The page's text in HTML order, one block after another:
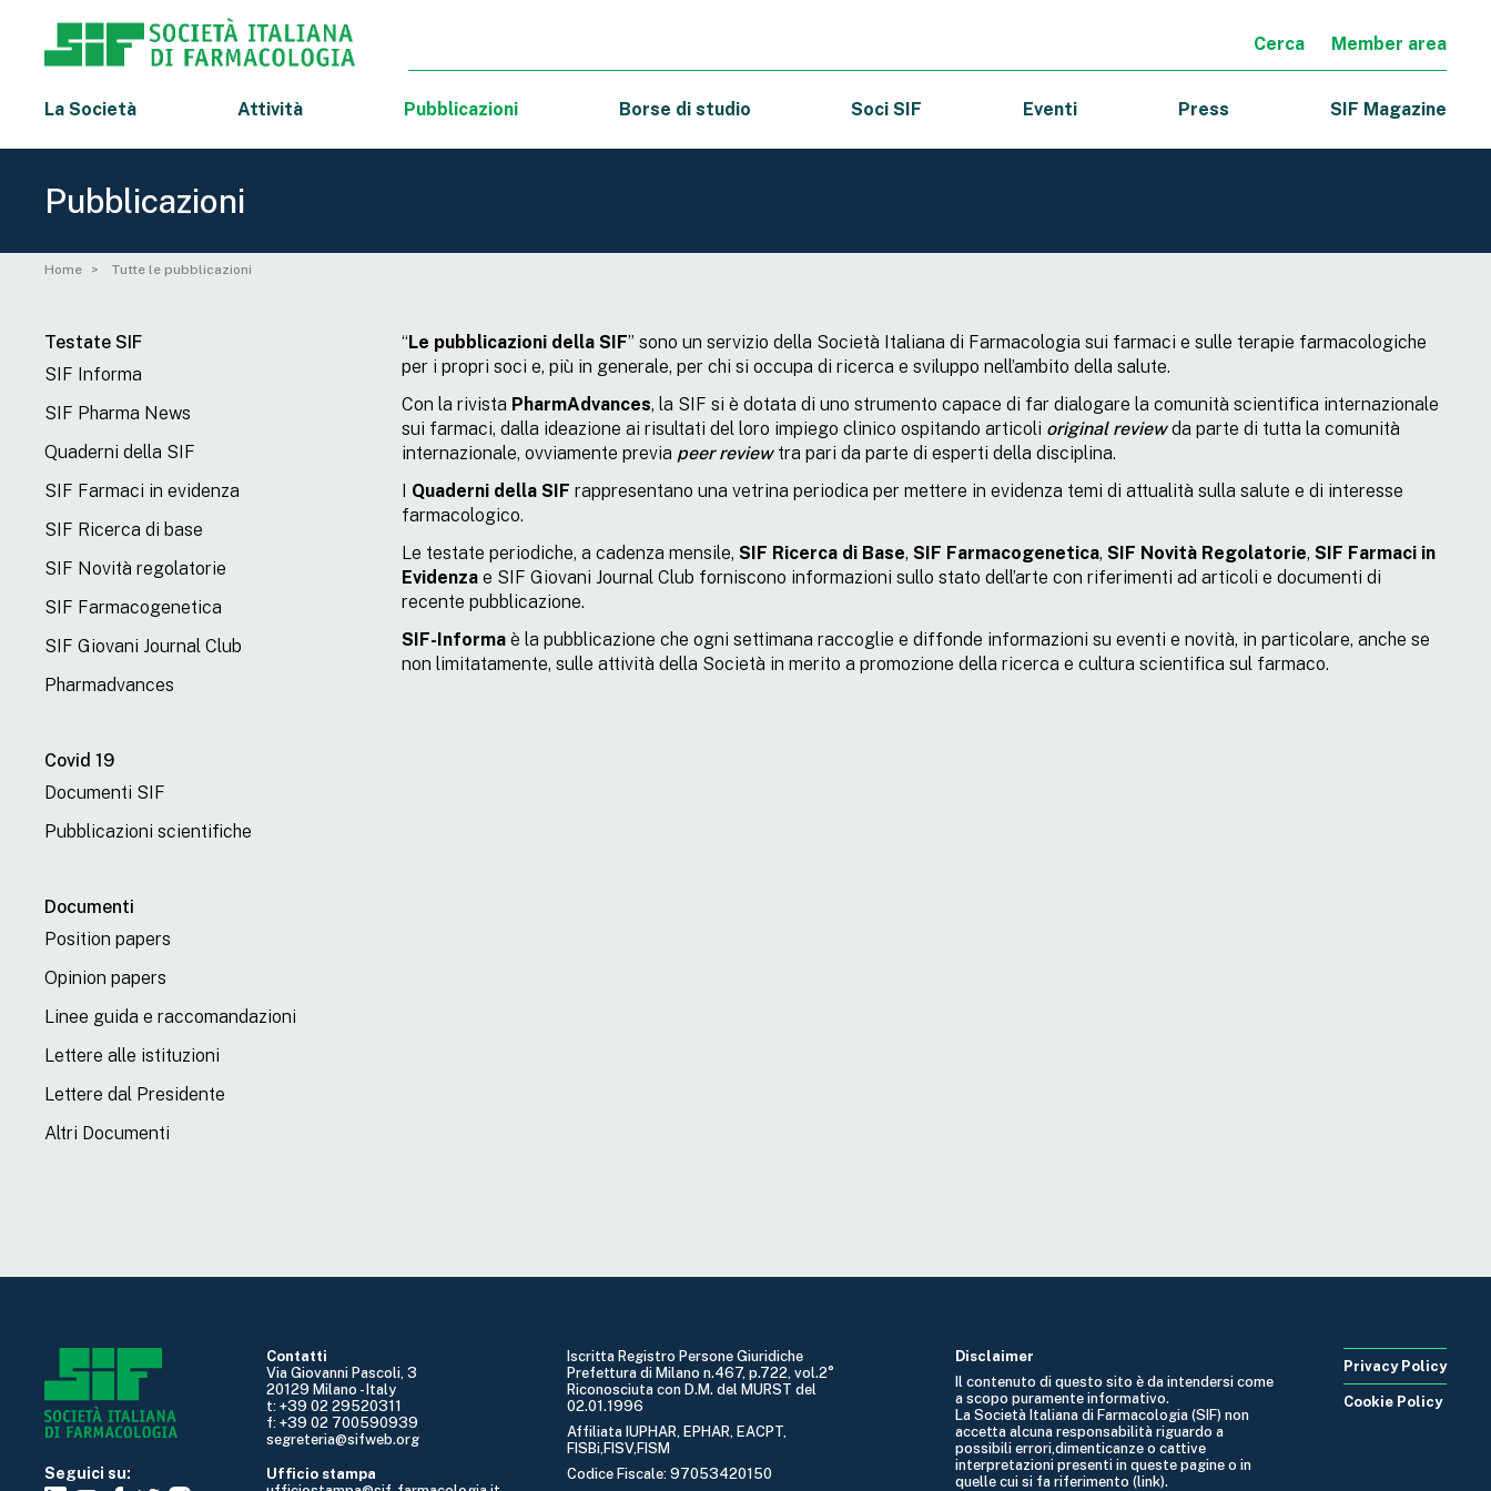
Cerca Member area
La Società Attività Pubblicazioni Borse di studio Soci SIF Eventi Press SIF Magazine
Pubblicazioni
Home Tutte le pubblicazioni
Testate SIF
SIF Informa
SIF Pharma News
Quaderni della SIF
SIF Farmaci in evidenza
SIF Ricerca di base
SIF Novità regolatorie
SIF Farmacogenetica
SIF Giovani Journal Club
Pharmadvances
Covid 19
Documenti SIF
Pubblicazioni scientifiche
Documenti
Position papers
Opinion papers
Linee guida e raccomandazioni
Lettere alle istituzioni
Lettere dal Presidente
Altri Documenti
“ Le pubblicazioni della SIF” sono un servizio della Società Italiana di Farmacologia sui farmaci e sulle terapie farmacologiche
per i propri soci e, più in generale, per chi si occupa di ricerca e sviluppo nell’ambito della salute.
Con la rivista PharmAdvances, la SIF si è dotata di uno strumento capace di far dialogare la comunità scientifica internazionale
sui farmaci, dalla ideazione ai risultati del loro impiego clinico ospitando articoli original reviewda parte di tutta la comunità
internazionale, ovviamente previa peer reviewtra pari da parte di esperti della disciplina.
Quaderni della SIF rappresentano una vetrina periodica per mettere in evidenza temi di attualità sulla salute e di interesse
farmacologico.
Le testate periodiche, a cadenza mensile, SIF Ricerca di Base, SIF Farmacogenetica, SIF Novità Regolatorie, SIF Farmaci in
Evidenza e SIF Giovani Journal Club forniscono informazioni sullo stato dell’arte con riferimenti ad articoli e documenti di
recente pubblicazione.
SIF-Informa è la pubblicazione che ogni settimana raccoglie e diffonde informazioni su eventi e novità, in particolare, anche se
non limitatamente, sulle attività della Società in merito a promozione della ricerca e cultura scientifica sul farmaco.
Seguici su:
Contatti
Via Giovanni Pascoli, 3
20129 Milano - Italy
t: +39 02 29520311
f: +39 02 700590939
segreteria@sifweb.org
Ufficio stampa
Iscritta Registro Persone Giuridiche
Prefettura di Milano n.467, p.722, vol.2°
Riconosciuta con D.M. del MURST del
02.01.1996
Affiliata IUPHAR, EPHAR, EACPT,
FISBi,FISV,FISM
Codice Fiscale: 97053420150
Disclaimer
Il contenuto di questo sito è da intendersi come
a scopo puramente informativo.
La Società Italiana di Farmacologia (SIF) non
accetta alcuna responsabilità riguardo a
possibili errori,dimenticanze o cattive
interpretazioni presenti in queste pagine o in
quelle cui si fa riferimento (link).
Privacy Policy
Cookie Policy